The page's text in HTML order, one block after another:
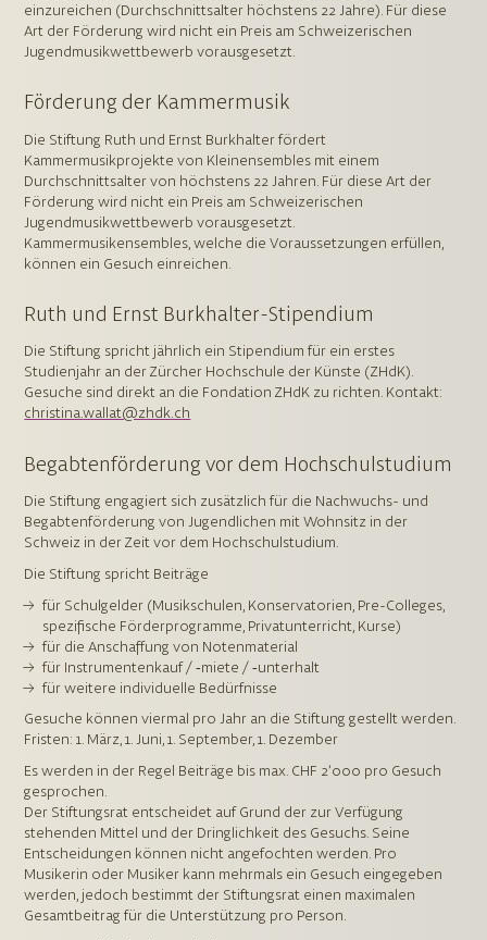
einzureichen (Durchschnittsalter höchstens 22 Jahre). Für diese
Art der Förderung wird nicht ein Preis am Schweizerischen
Jugendmusikwettbewerb vorausgesetzt.
Förderung der Kammermusik
Die Stiftung Ruth und Ernst Burkhalter fördert
Kammermusikprojekte von Kleinensembles mit einem
Durchschnittsalter von höchstens 22 Jahren. Für diese Art der
Förderung wird nicht ein Preis am Schweizerischen
Jugendmusikwettbewerb vorausgesetzt.
Kammermusikensembles, welche die Voraussetzungen erfüllen,
können ein Gesuch einreichen.
Ruth und Ernst Burkhalter-Stipendium
Die Stiftung spricht jährlich ein Stipendium für ein erstes
Studienjahr an der Zürcher Hochschule der Künste (ZHdK).
Gesuche sind direkt an die Fondation ZHdK zu richten. Kontakt:
christina.wallat@zhdk.ch
Begabtenförderung vor dem Hochschulstudium
Die Stiftung engagiert sich zusätzlich für die Nachwuchs- und
Begabtenförderung von Jugendlichen mit Wohnsitz in der
Schweiz in der Zeit vor dem Hochschulstudium.
Die Stiftung spricht Beiträge
für Schulgelder (Musikschulen, Konservatorien, Pre-Colleges,
spezifische Förderprogramme, Privatunterricht, Kurse)
für die Anschaffung von Notenmaterial
für Instrumentenkauf / ‑miete / ‑unterhalt
für weitere individuelle Bedürfnisse
Gesuche können viermal pro Jahr an die Stiftung gestellt werden.
Fristen: 1. März, 1. Juni, 1. September, 1. Dezember
Es werden in der Regel Beiträge bis max. CHF 2’000 pro Gesuch
gesprochen.
Der Stiftungsrat entscheidet auf Grund der zur Verfügung
stehenden Mittel und der Dringlichkeit des Gesuchs. Seine
Entscheidungen können nicht angefochten werden. Pro
Musikerin oder Musiker kann mehrmals ein Gesuch eingegeben
werden, jedoch bestimmt der Stiftungsrat einen maximalen
Gesamtbeitrag für die Unterstützung pro Person.